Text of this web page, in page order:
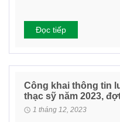
Đọc tiếp
Công khai thông tin
thạc sỹ năm 2023,
1 tháng 12, 2023